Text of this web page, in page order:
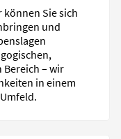
können Sie sich
und
– wir
in einem